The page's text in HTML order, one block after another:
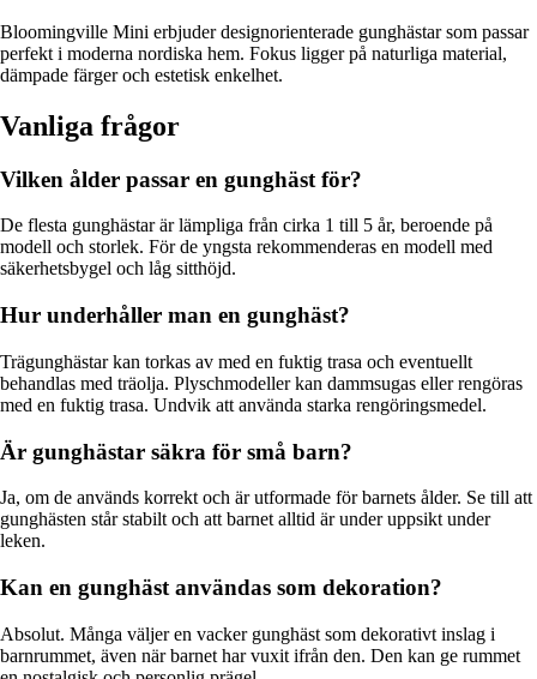
Bloomingville Mini erbjuder designorienterade gunghästar som passar
perfekt i moderna nordiska hem. Fokus ligger på naturliga material,
dämpade färger och estetisk enkelhet.
Vanliga frågor
Vilken ålder passar en gunghäst för?
De flesta gunghästar är lämpliga från cirka 1 till 5 år, beroende på
modell och storlek. För de yngsta rekommenderas en modell med
säkerhetsbygel och låg sitthöjd.
Hur underhåller man en gunghäst?
Trägunghästar kan torkas av med en fuktig trasa och eventuellt
behandlas med träolja. Plyschmodeller kan dammsugas eller rengöras
med en fuktig trasa. Undvik att använda starka rengöringsmedel.
Är gunghästar säkra för små barn?
Ja, om de används korrekt och är utformade för barnets ålder. Se till att
gunghästen står stabilt och att barnet alltid är under uppsikt under
leken.
Kan en gunghäst användas som dekoration?
Absolut. Många väljer en vacker gunghäst som dekorativt inslag i
barnrummet, även när barnet har vuxit ifrån den. Den kan ge rummet